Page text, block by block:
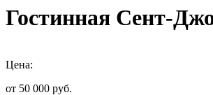
Гостинная Сент-
Цена:
от 50 000 руб.